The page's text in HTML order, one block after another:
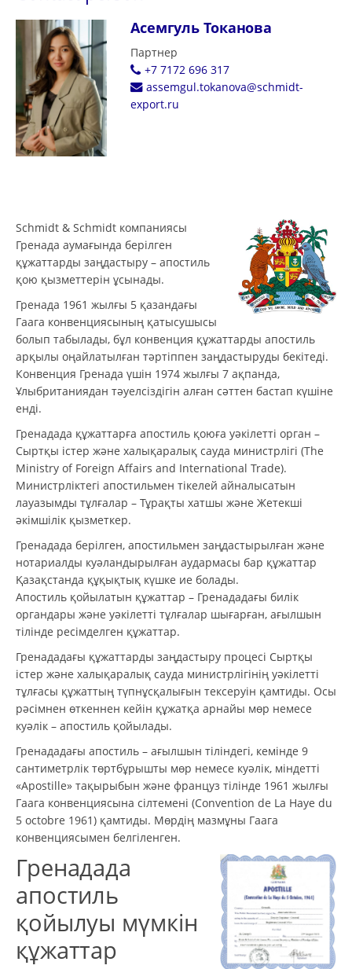
Асемгуль Токанова
Партнер
+7 7172 696 317
assemgul.tokanova@schmidt-
export.ru
Schmidt & Schmidt компаниясы
Гренада аумағында берілген
құжаттарды заңдастыру – апостиль
қою қызметтерін ұсынады.
Гренада 1961 жылғы 5 қазандағы
Гаага конвенциясының қатысушысы
болып табылады, бұл конвенция құжаттарды апостиль
арқылы оңайлатылған тәртіппен заңдастыруды бекітеді.
Конвенция Гренада үшін 1974 жылғы 7 ақпанда,
Ұлыбританиядан тәуелсіздігін алған сәттен бастап күшіне
енді.
Гренадада құжаттарға апостиль қоюға уәкілетті орган –
Сыртқы істер және халықаралық сауда министрлігі (The
Ministry of Foreign Affairs and International Trade).
Министрліктегі апостильмен тікелей айналысатын
лауазымды тұлғалар – Тұрақты хатшы және Жетекші
әкімшілік қызметкер.
Гренадада берілген, апостильмен заңдастырылған және
нотариалды куәландырылған аудармасы бар құжаттар
Қазақстанда құқықтық күшке ие болады.
Апостиль қойылатын құжаттар – Гренададағы билік
органдары және уәкілетті тұлғалар шығарған, ағылшын
тілінде ресімделген құжаттар.
Гренададағы құжаттарды заңдастыру процесі Сыртқы
істер және халықаралық сауда министрлігінің уәкілетті
тұлғасы құжаттың түпнұсқалығын тексеруін қамтиды. Осы
рәсімнен өткеннен кейін құжатқа арнайы мөр немесе
куәлік – апостиль қойылады.
Гренададағы апостиль – ағылшын тіліндегі, кемінде 9
сантиметрлік төртбұрышты мөр немесе куәлік, міндетті
«Apostille» тақырыбын және француз тілінде 1961 жылғы
Гаага конвенциясына сілтемені (Convention de La Haye du
5 octobre 1961) қамтиды. Мөрдің мазмұны Гаага
конвенциясымен белгіленген.
Гренадада
апостиль
қойылуы мүмкін
құжаттар